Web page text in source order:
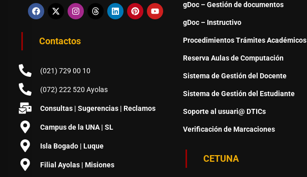
Contactos
(021) 729 00 10
(072) 222 520 Ayolas
Consultas | Sugerencias | Reclamos
Campus de la UNA | SL
Isla Bogado | Luque
Filial Ayolas | Misiones
gDoc – Gestión de documentos
gDoc – Instructivo
Procedimientos Trámites Académicos
Reserva Aulas de Computación
Sistema de Gestión del Docente
Sistema de Gestión del Estudiante
Soporte al usuari@ DTICs
Verificación de Marcaciones
CETUNA